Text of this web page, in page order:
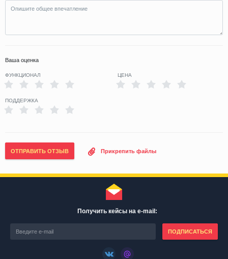
Ваша оценка
ФУНКЦИОНАЛ ЦЕНА
ПОДДЕРЖКА
ОТПРАВИТЬ ОТЗЫВ Прикрепить файлы
Получить кейсы на e-mail:
ПОДПИСАТЬСЯ